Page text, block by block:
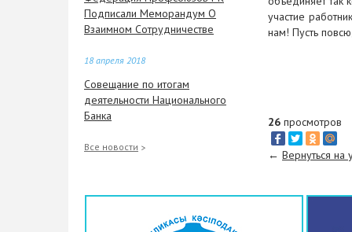
Подписали Меморандум О
Взаимном Сотрудничестве
18 апреля 2018
Совещание по итогам
деятельности Национального
Банка
18 апреля 2018
бойынша борышы мәселелерін
Все новости
участие
нам! Пусть
26 просмотров
← Вернуться